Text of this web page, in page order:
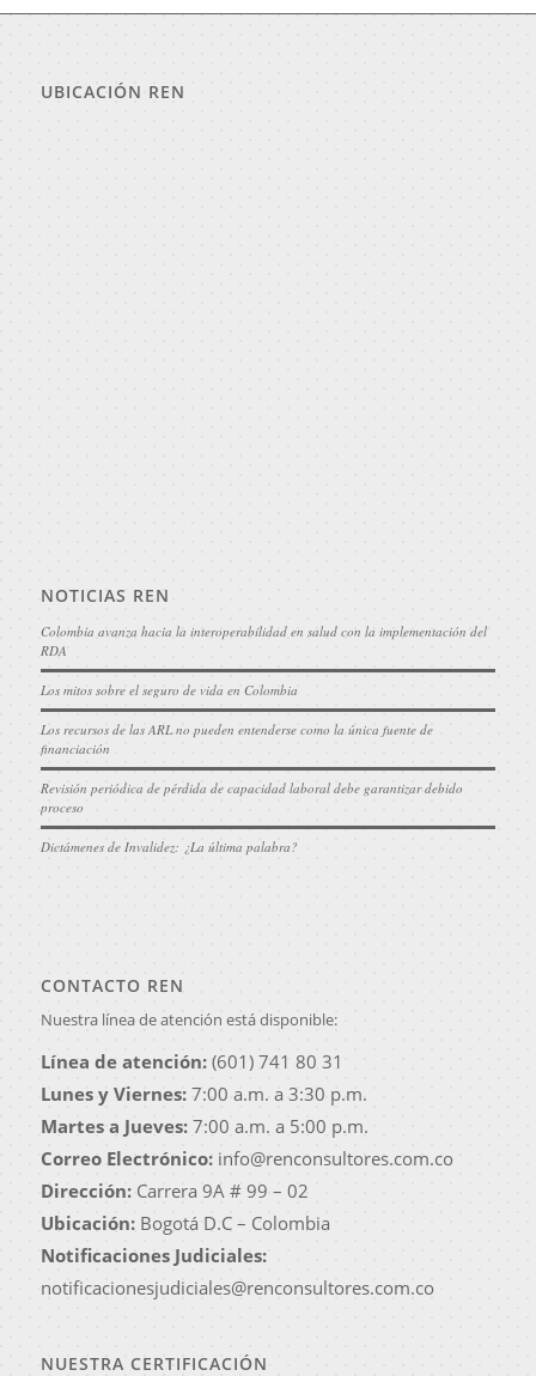
UBICACIÓN REN
NOTICIAS REN
Colombia avanza hacia la interoperabilidad en salud con la implementación del
RDA
Los mitos sobre el seguro de vida en Colombia
Los recursos de las ARL no pueden entenderse como la única fuente de
financiación
Revisión periódica de pérdida de capacidad laboral debe garantizar debido
proceso
Dictámenes de Invalidez: ¿La última palabra?
CONTACTO REN
Nuestra línea de atención está disponible:
Línea de atención: (601) 741 80 31
Lunes y Viernes: 7:00 a.m. a 3:30 p.m.
Martes a Jueves: 7:00 a.m. a 5:00 p.m.
Correo Electrónico: info@renconsultores.com.co
Dirección: Carrera 9A # 99 – 02
Ubicación: Bogotá D.C – Colombia
Notificaciones Judiciales:
notificacionesjudiciales@renconsultores.com.co
NUESTRA CERTIFICACIÓN